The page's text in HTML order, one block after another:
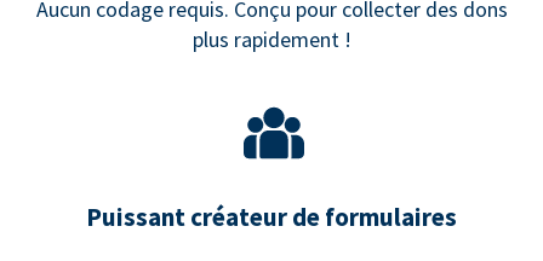
Aucun codage requis. Conçu pour collecter des dons
plus rapidement !
Puissant créateur de formulaires